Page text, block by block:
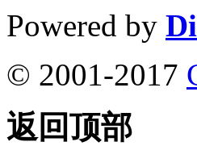
Powered by
© 2001-2017
返回顶部